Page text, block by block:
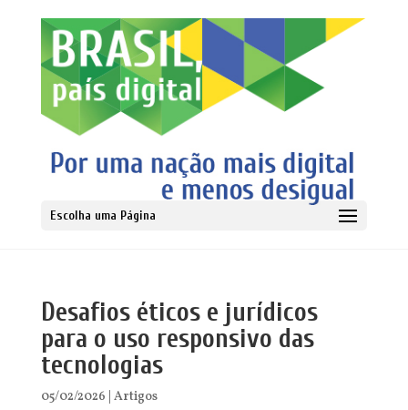
Escolha uma Página
Desafios éticos e jurídicos
para o uso responsivo das
tecnologias
05/02/2026 Artigos